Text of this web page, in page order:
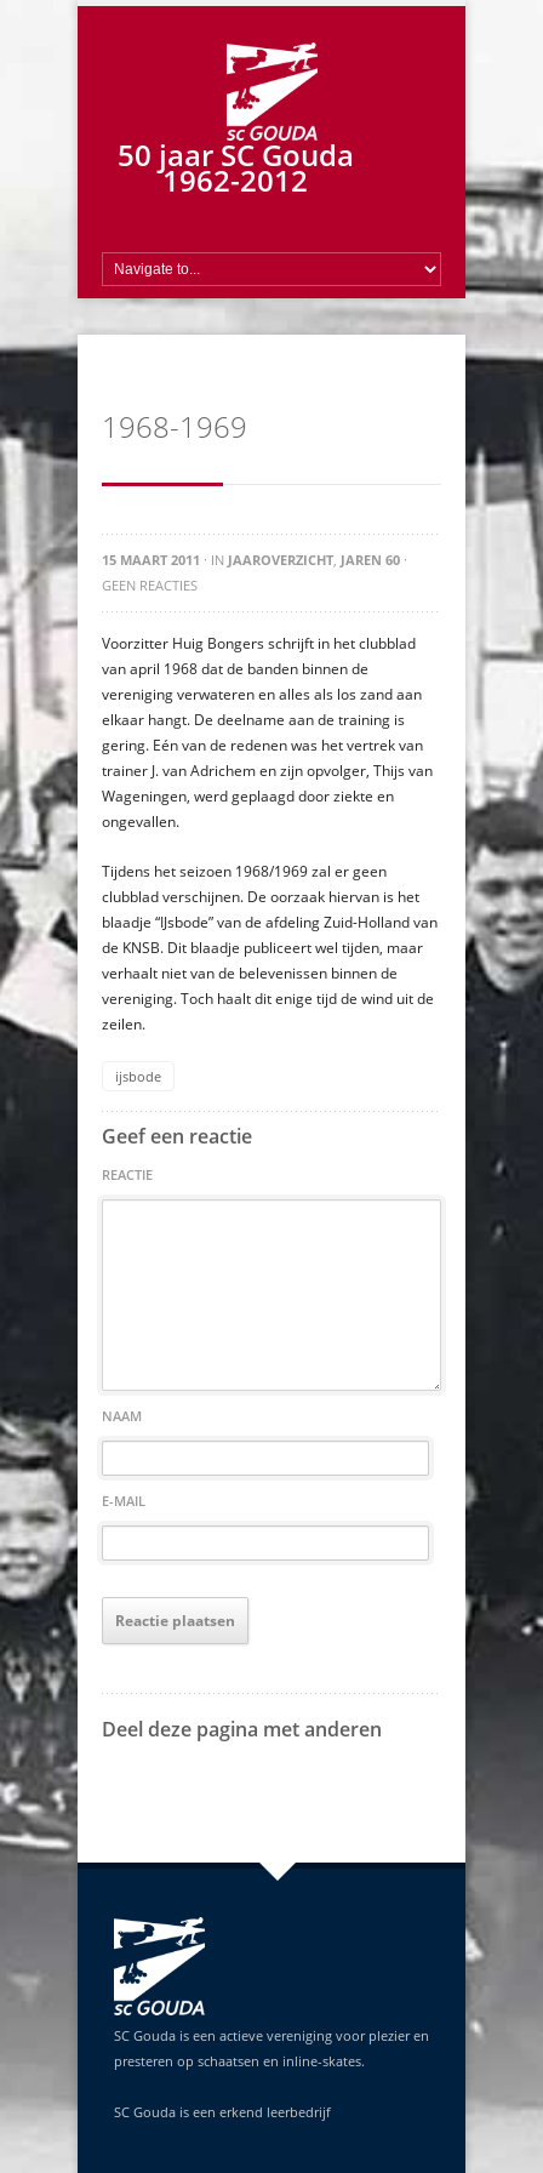
50 jaar SC Gouda
1962-2012
1968-1969
15 MAART 2011 · IN JAAROVERZICHT, JAREN 60 ·
GEEN REACTIES
Voorzitter Huig Bongers schrijft in het clubblad
van april 1968 dat de banden binnen de
vereniging verwateren en alles als los zand aan
elkaar hangt. De deelname aan de training is
gering. Eén van de redenen was het vertrek van
trainer J. van Adrichem en zijn opvolger, Thijs van
Wageningen, werd geplaagd door ziekte en
ongevallen.
Tijdens het seizoen 1968/1969 zal er geen
clubblad verschijnen. De oorzaak hiervan is het
blaadje “IJsbode” van de afdeling Zuid-Holland van
de KNSB. Dit blaadje publiceert wel tijden, maar
verhaalt niet van de belevenissen binnen de
vereniging. Toch haalt dit enige tijd de wind uit de
zeilen.
ijsbode
Geef een reactie
REACTIE
NAAM
E-MAIL
Deel deze pagina met anderen
SC Gouda is een actieve vereniging voor plezier en
presteren op schaatsen en inline-skates.
SC Gouda is een erkend leerbedrijf